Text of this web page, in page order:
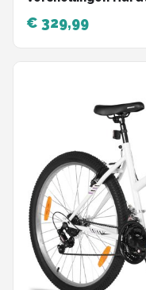
Schijfremmen -
Volwassen - Groen
€ 329,99